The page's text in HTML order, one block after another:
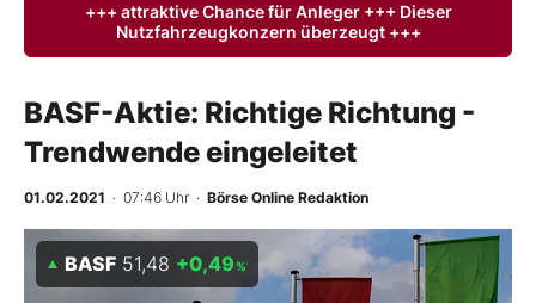
Anlageprodukte
Finanz-Check
BO-Musterdepots
+++ attraktive Chance für Anleger +++ Dieser
Nutzfahrzeugkonzern überzeugt +++
BASF-Aktie: Richtige Richtung -
Trendwende eingeleitet
01.02.2021 · 07:46 Uhr · Börse Online Redaktion
BASF 51,48 +0,49 %